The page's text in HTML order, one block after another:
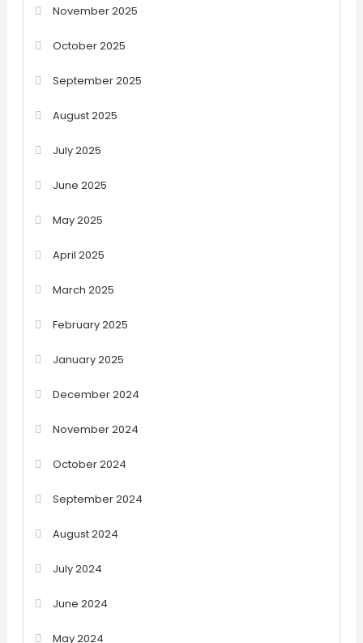
November 2025
October 2025
September 2025
August 2025
July 2025
June 2025
May 2025
April 2025
March 2025
February 2025
January 2025
December 2024
November 2024
October 2024
September 2024
August 2024
July 2024
June 2024
May 2024